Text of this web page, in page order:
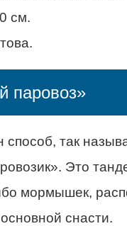
см.
паровоз»
способ, так
Это
мормышек,
снасти.